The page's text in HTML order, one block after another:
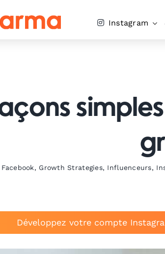
Instagram
Facebook, Growth Strategies, Influenceurs,
Développez votre compte